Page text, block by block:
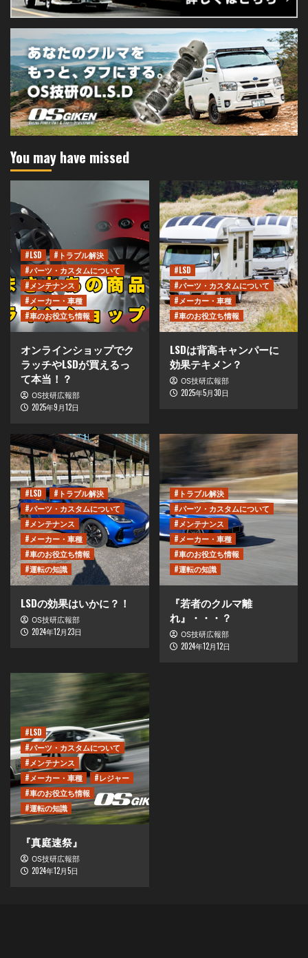
You may have missed
#LSD
#トラブル解決
#パーツ・カスタムについて
#メンテナンス
#メーカー・車種
#車のお役立ち情報
オンラインショップでク
ラッチやLSDが買えるっ
て本当！？
OS技研広報部
2025年9月12日
#LSD
#パーツ・カスタムについて
#メーカー・車種
#車のお役立ち情報
LSDは背高キャンパーに
効果テキメン？
OS技研広報部
2025年5月30日
#LSD
#トラブル解決
#パーツ・カスタムについて
#メンテナンス
#メーカー・車種
#車のお役立ち情報
#運転の知識
LSDの効果はいかに？！
OS技研広報部
2024年12月23日
#トラブル解決
#パーツ・カスタムについて
#メンテナンス
#メーカー・車種
#車のお役立ち情報
#運転の知識
『若者のクルマ離
れ』・・・？
OS技研広報部
2024年12月12日
#LSD
#パーツ・カスタムについて
#メンテナンス
#メーカー・車種
#レジャー
#車のお役立ち情報
#運転の知識
『真庭速祭』
OS技研広報部
2024年12月5日